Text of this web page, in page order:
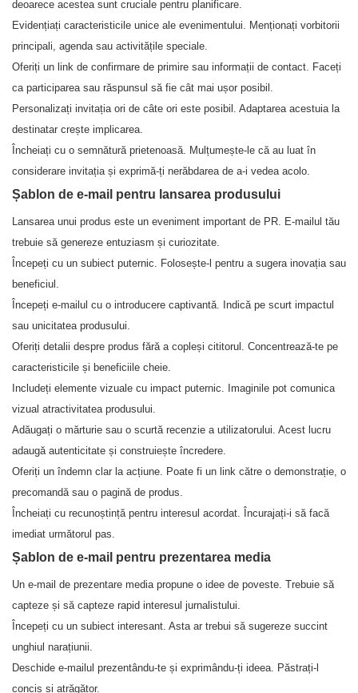
deoarece acestea sunt cruciale pentru planificare.
Evidențiați caracteristicile unice ale evenimentului. Menționați vorbitorii
principali, agenda sau activitățile speciale.
Oferiți un link de confirmare de primire sau informații de contact. Faceți
ca participarea sau răspunsul să fie cât mai ușor posibil.
Personalizați invitația ori de câte ori este posibil. Adaptarea acestuia la
destinatar crește implicarea.
Încheiați cu o semnătură prietenoasă. Mulțumește-le că au luat în
considerare invitația și exprimă-ți nerăbdarea de a-i vedea acolo.
Șablon de e-mail pentru lansarea produsului
Lansarea unui produs este un eveniment important de PR. E-mailul tău
trebuie să genereze entuziasm și curiozitate.
Începeți cu un subiect puternic. Folosește-l pentru a sugera inovația sau
beneficiul.
Începeți e-mailul cu o introducere captivantă. Indică pe scurt impactul
sau unicitatea produsului.
Oferiți detalii despre produs fără a copleși cititorul. Concentrează-te pe
caracteristicile și beneficiile cheie.
Includeți elemente vizuale cu impact puternic. Imaginile pot comunica
vizual atractivitatea produsului.
Adăugați o mărturie sau o scurtă recenzie a utilizatorului. Acest lucru
adaugă autenticitate și construiește încredere.
Oferiți un îndemn clar la acțiune. Poate fi un link către o demonstrație, o
precomandă sau o pagină de produs.
Încheiați cu recunoștință pentru interesul acordat. Încurajați-i să facă
imediat următorul pas.
Șablon de e-mail pentru prezentarea media
Un e-mail de prezentare media propune o idee de poveste. Trebuie să
capteze și să capteze rapid interesul jurnalistului.
Începeți cu un subiect interesant. Asta ar trebui să sugereze succint
unghiul narațiunii.
Deschide e-mailul prezentându-te și exprimându-ți ideea. Păstrați-l
concis și atrăgător.